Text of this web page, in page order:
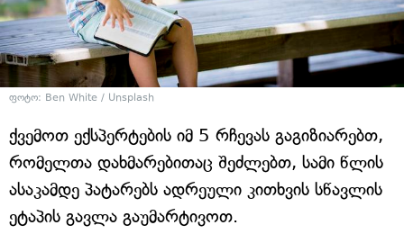
ფოტო: Ben White / Unsplash
ქვემოთ ექსპერტების იმ 5 რჩევას გაგიზიარებთ,
რომელთა დახმარებითაც შეძლებთ, სამი წლის
ასაკამდე პატარებს ადრეული კითხვის სწავლის
ეტაპის გავლა გაუმარტივოთ.